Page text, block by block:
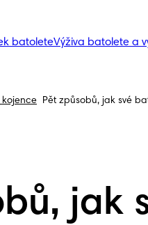
batoleteVýživa batolete a
kojence Pět způsobů, jak své
jak